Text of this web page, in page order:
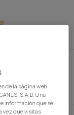
CD Leganés
Granada
de la página web
S.A.D. Una
información que se
vez que visitas